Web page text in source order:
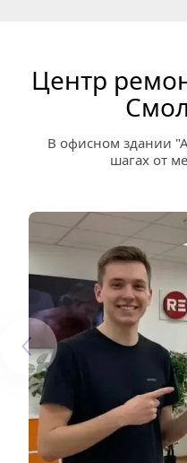
Центр
В офисном здании
шагах от